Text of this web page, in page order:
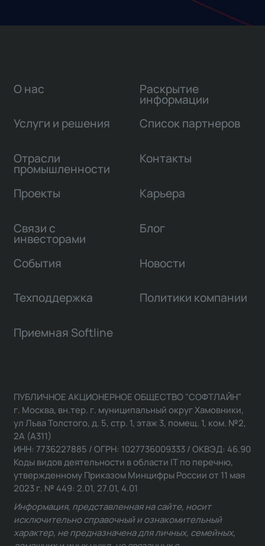
О нас
Услуги и решения
Отрасли
промышленности
Проекты
Связи с
инвесторами
Раскрытие
информации
Список партнеров
Контакты
Карьера
Блог
События Новости
Техподдержка Политики компании
Приемная Softline
ПУБЛИЧНОЕ АКЦИОНЕРНОЕ ОБЩЕСТВО "СОФТЛАЙН"
г. Москва, вн.тер. г. муниципальный округ Хамовники,
ул Льва Толстого, д. 5, стр. 1, этаж 3, помещ. 1, ком. №2,
2А (А311)
ИНН: 7736227885 / ОГРН: 1027736009333 / ОКВЭД: 46.90
Коды видов деятельности в области IT по перечню,
утвержденному Приказом Минцифры России от 11 мая
2023 г. № 449: 2.01, 27.01, 4.01
Информация, представленная на сайте, носит
исключительно справочный и ознакомительный
характер, не предназначена для личных, семейных,